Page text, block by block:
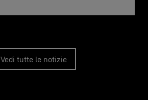
Vedi tutte le notizie